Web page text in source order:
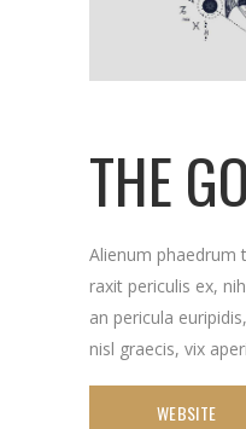
THE
Alienum phaedrum
raxit periculis ex,
an pericula
nisl graecis, vix
WEBSITE